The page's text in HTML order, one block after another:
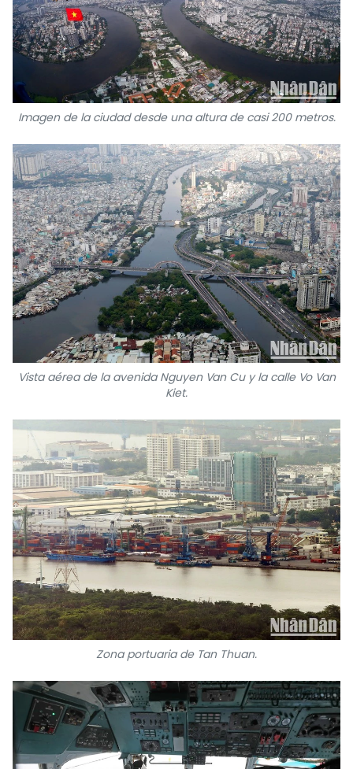
Imagen de la ciudad desde una altura de casi 200 metros.
Vista aérea de la avenida Nguyen Van Cu y la calle Vo Van
Kiet.
Zona portuaria de Tan Thuan.